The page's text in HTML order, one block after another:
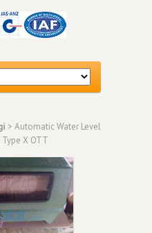
> Automatic Water Level
X OTT